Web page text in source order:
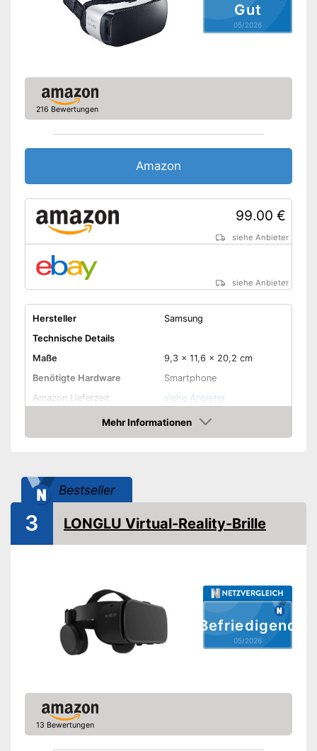
Gut
05/2026
216 Bewertungen
Amazon
99.00 €
siehe Anbieter
siehe Anbieter
Hersteller
Samsung
Technische Details
Maße
9,3 x 11,6 x 20,2 cm
Benötigte Hardware
Smartphone
Amazon Lieferzeit
siehe Anbieter
Mehr Informationen
Amazon
Bestseller
Befriedigend
05/2026
3 LONGLU Virtual-Reality-Brille
13 Bewertungen